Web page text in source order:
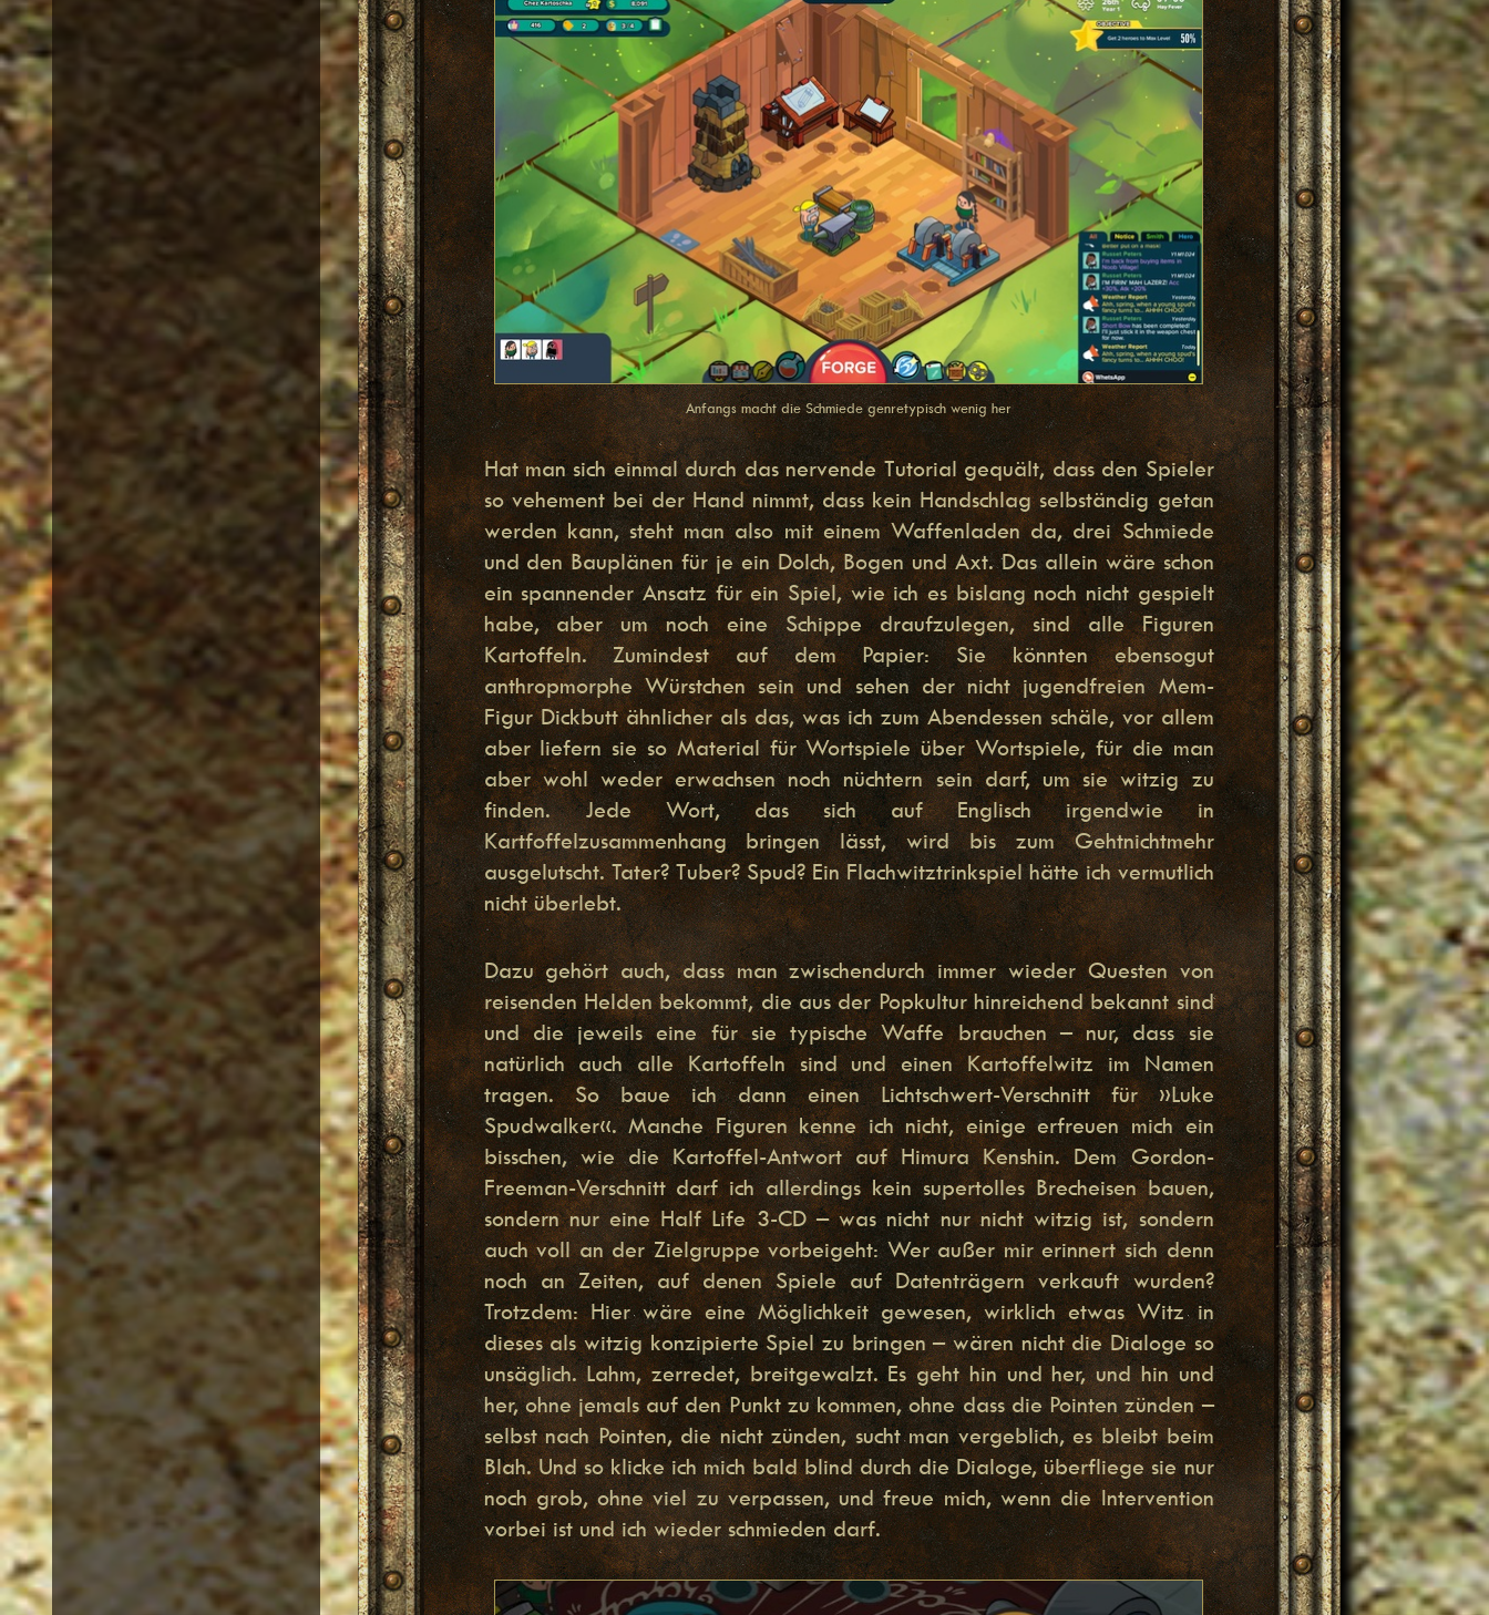
Anfangs macht die Schmiede genretypisch wenig her
Hat man sich einmal durch das nervende Tutorial gequält, dass den Spieler
so vehement bei der Hand nimmt, dass kein Handschlag selbständig getan
werden kann, steht man also mit einem Waffenladen da, drei Schmiede
und den Bauplänen für je ein Dolch, Bogen und Axt. Das allein wäre schon
ein spannender Ansatz für ein Spiel, wie ich es bislang noch nicht gespielt
habe, aber um noch eine Schippe draufzulegen, sind alle Figuren
Kartoffeln. Zumindest auf dem Papier: Sie könnten ebensogut
anthropmorphe Würstchen sein und sehen der nicht jugendfreien Mem-
Figur Dickbutt ähnlicher als das, was ich zum Abendessen schäle, vor allem
aber liefern sie so Material für Wortspiele über Wortspiele, für die man
aber wohl weder erwachsen noch nüchtern sein darf, um sie witzig zu
finden. Jede Wort, das sich auf Englisch irgendwie in
Kartfoffelzusammenhang bringen lässt, wird bis zum Gehtnichtmehr
ausgelutscht. Tater? Tuber? Spud? Ein Flachwitztrinkspiel hätte ich vermutlich
nicht überlebt.
Dazu gehört auch, dass man zwischendurch immer wieder Questen von
reisenden Helden bekommt, die aus der Popkultur hinreichend bekannt sind
und die jeweils eine für sie typische Waffe brauchen – nur, dass sie
natürlich auch alle Kartoffeln sind und einen Kartoffelwitz im Namen
tragen. So baue ich dann einen Lichtschwert-Verschnitt für »Luke
Spudwalker«. Manche Figuren kenne ich nicht, einige erfreuen mich ein
bisschen, wie die Kartoffel-Antwort auf Himura Kenshin. Dem Gordon-
Freeman-Verschnitt darf ich allerdings kein supertolles Brecheisen bauen,
sondern nur eine Half Life 3-CD – was nicht nur nicht witzig ist, sondern
auch voll an der Zielgruppe vorbeigeht: Wer außer mir erinnert sich denn
noch an Zeiten, auf denen Spiele auf Datenträgern verkauft wurden?
Trotzdem: Hier wäre eine Möglichkeit gewesen, wirklich etwas Witz in
dieses als witzig konzipierte Spiel zu bringen – wären nicht die Dialoge so
unsäglich. Lahm, zerredet, breitgewalzt. Es geht hin und her, und hin und
her, ohne jemals auf den Punkt zu kommen, ohne dass die Pointen zünden –
selbst nach Pointen, die nicht zünden, sucht man vergeblich, es bleibt beim
Blah. Und so klicke ich mich bald blind durch die Dialoge, überfliege sie nur
noch grob, ohne viel zu verpassen, und freue mich, wenn die Intervention
vorbei ist und ich wieder schmieden darf.